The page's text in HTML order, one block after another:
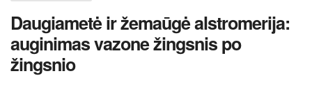
Daugiametė ir žemaūgė alstromerija:
auginimas vazone žingsnis po
žingsnio